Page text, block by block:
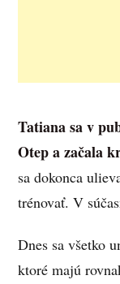
Tatiana sa v
Otep a začala
sa dokonca
trénovať. V
Dnes sa všetko
ktoré majú